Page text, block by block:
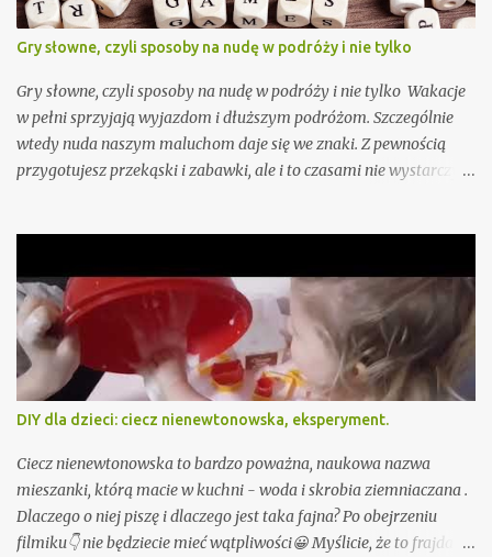
Gry słowne, czyli sposoby na nudę w podróży i nie tylko
Gry słowne, czyli sposoby na nudę w podróży i nie tylko Wakacje
w pełni sprzyjają wyjazdom i dłuższym podróżom. Szczególnie
wtedy nuda naszym maluchom daje się we znaki. Z pewnością
przygotujesz przekąski i zabawki, ale i to czasami nie wystarczy.
15 gier słownych, wśród których na pewno znajdziesz coś fajnego
akurat dla Twojego dziecka lub całej rodziny. To typowe gry
słowne, do których nie potrzebujesz żadnych dodatkowych
akcesoriów, sprawdzą się więc szczególnie jako sposób na nudę w
samolocie czy aucie.
DIY dla dzieci: ciecz nienewtonowska, eksperyment.
Ciecz nienewtonowska to bardzo poważna, naukowa nazwa
mieszanki, którą macie w kuchni - woda i skrobia ziemniaczana .
Dlaczego o niej piszę i dlaczego jest taka fajna? Po obejrzeniu
filmiku👇 nie będziecie mieć wątpliwości😀 Myślicie, że to frajda